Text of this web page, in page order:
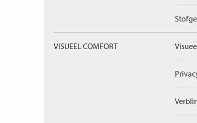
VISUEEL COMFORT